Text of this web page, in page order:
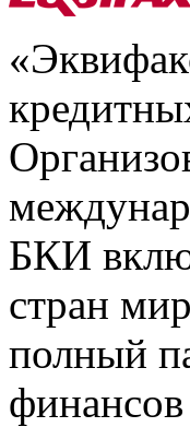
БКИ
стран
полный